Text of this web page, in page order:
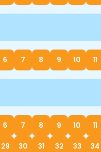
6 7 8 9 10 11
6 7 8 9 10 11
29 30 31 32 33 34